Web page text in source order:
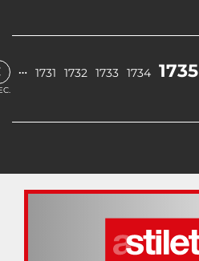
… 1731 1732 1733 1734 1735